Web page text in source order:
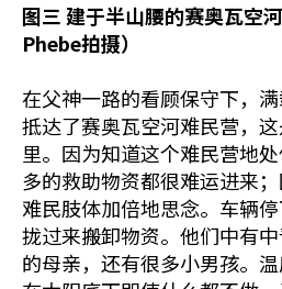
图三 建于半山腰的赛奥瓦空
Phebe拍摄）
在父神一路的看顾保守下，
抵达了赛奥瓦空河难民营，
里。因为知道这个难民营地
多的救助物资都很难运进来
难民肢体加倍地思念。车辆
拢过来搬卸物资。他们中有
的母亲，还有很多小男孩。温